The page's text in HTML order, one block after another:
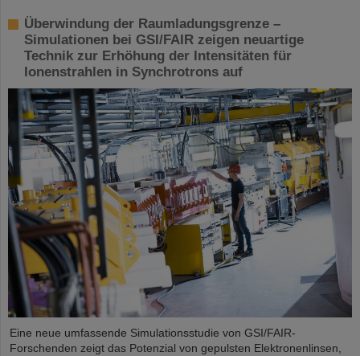
Überwindung der Raumladungsgrenze –
Simulationen bei GSI/FAIR zeigen neuartige
Technik zur Erhöhung der Intensitäten für
Ionenstrahlen in Synchrotrons auf
Eine neue umfassende Simulationsstudie von GSI/FAIR-
Forschenden zeigt das Potenzial von gepulsten Elektronenlinsen,